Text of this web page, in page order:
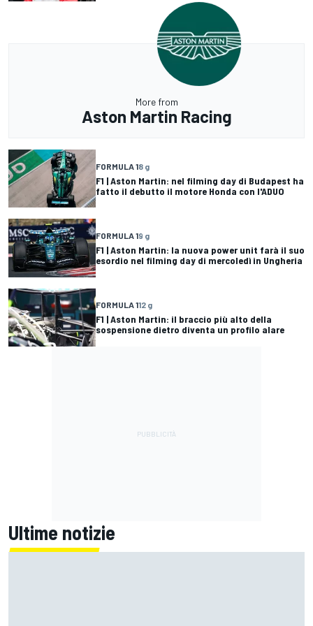
More from
Aston Martin Racing
FORMULA 18 g
F1 | Aston Martin: nel filming day di Budapest ha
fatto il debutto il motore Honda con l'ADUO
FORMULA 19 g
F1 | Aston Martin: la nuova power unit farà il suo
esordio nel filming day di mercoledì in Ungheria
FORMULA 112 g
F1 | Aston Martin: il braccio più alto della
sospensione dietro diventa un profilo alare
Ultime notizie